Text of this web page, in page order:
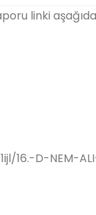
linki
D-NEM-